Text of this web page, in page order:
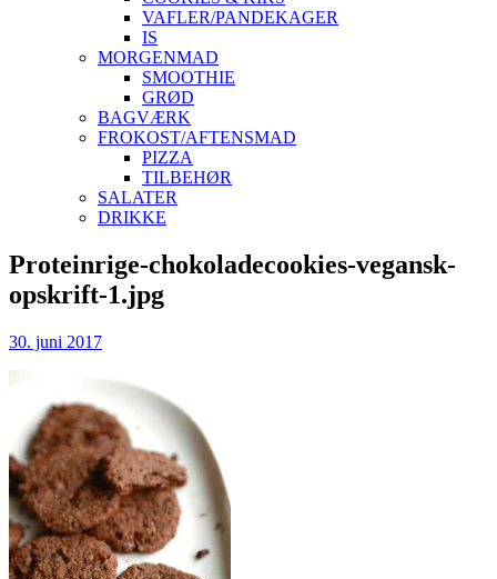
VAFLER/PANDEKAGER
IS
MORGENMAD
SMOOTHIE
GRØD
BAGVÆRK
FROKOST/AFTENSMAD
PIZZA
TILBEHØR
SALATER
DRIKKE
Skip
to
content
Proteinrige-chokoladecookies-vegansk-
opskrift-1.jpg
30. juni 2017